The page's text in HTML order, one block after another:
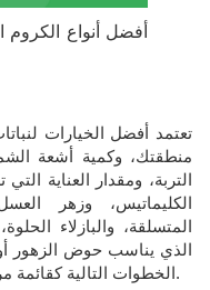
أفضل أنواع
تعتمد أفضل الخيارات
منطقتك، وكمية أشعة
التربة، ومقدار العناية
الكليماتيس، وزهر
المتسلقة، والبازلاء
الذي يناسب حوض الزهور
الخطوات التالية كقائمة مرجعية عملية قبل شراء النباتات أو البذور.